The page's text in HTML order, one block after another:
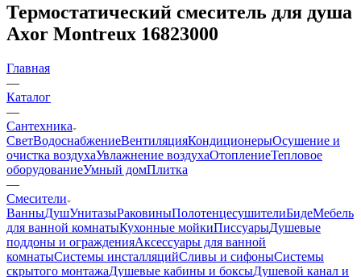
Термостатический смеситель для душа
Axor Montreux 16823000
Главная
—
Каталог
—
Сантехника
СветВодоснабжениеВентиляцияКондиционерыОсушение и
очистка воздухаУвлажнение воздухаОтоплениеТепловое
оборудованиеУмный домПлитка
—
Смесители
ВанныДушУнитазыРаковиныПолотенцесушителиБидеМебель
для ванной комнатыКухонные мойкиПиссуарыДушевые
поддоны и огражденияАксессуары для ванной
комнатыСистемы инсталляцийСливы и сифоныСистемы
скрытого монтажаДушевые кабины и боксыДушевой канал и